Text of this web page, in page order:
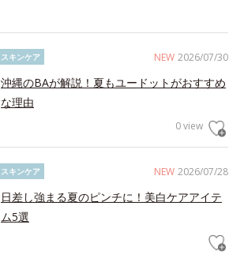
NEW 2026/07/30
スキンケア
沖縄のBAが解説！夏もユードットがおすすめ
な理由
0 view
NEW 2026/07/28
スキンケア
日差し強まる夏のピンチに！美白ケアアイテ
ム5選